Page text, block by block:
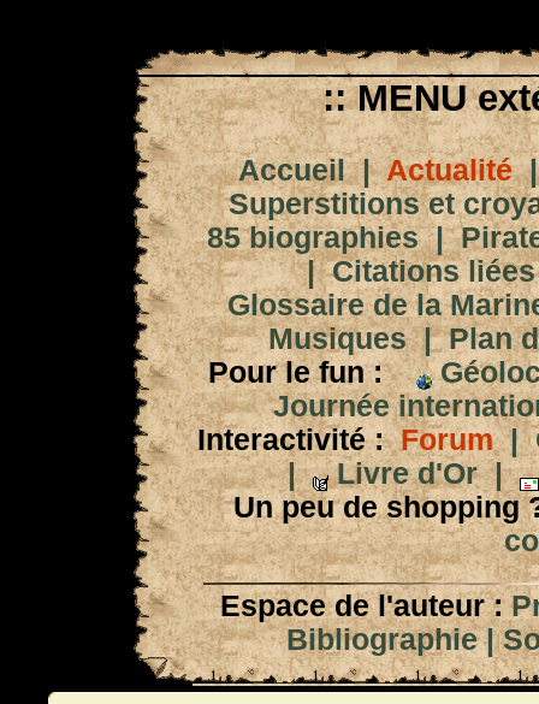
:: MENU
Accueil|Actualité
Superstitions et
85 biographies|
|Citations
Glossaire de la
Musiques|Plan
Pour le fun :
Journée
Interactivité : Forum|
|
Livre d'Or|
Un peu de shopping
Espace de l'auteur :
Bibliographie|